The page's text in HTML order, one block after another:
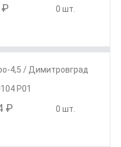
₽ 0 шт.
4,5 / Димитровград
Р01
₽ 0 шт.